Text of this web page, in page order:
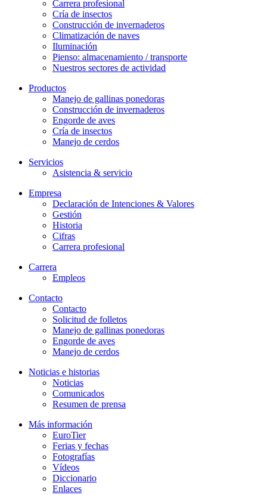
Carrera profesional
Cría de insectos
Construcción de invernaderos
Climatización de naves
Iluminación
Pienso: almacenamiento / transporte
Nuestros sectores de actividad
Productos
Manejo de gallinas ponedoras
Construcción de invernaderos
Engorde de aves
Cría de insectos
Manejo de cerdos
Servicios
Asistencia & servicio
Empresa
Declaración de Intenciones & Valores
Gestión
Historia
Cifras
Carrera profesional
Carrera
Empleos
Contacto
Contacto
Solicitud de folletos
Manejo de gallinas ponedoras
Engorde de aves
Manejo de cerdos
Noticias e historias
Noticias
Comunicados
Resumen de prensa
Más información
EuroTier
Ferias y fechas
Fotografías
Vídeos
Diccionario
Enlaces